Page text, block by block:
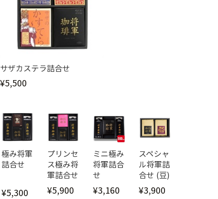
サザカステラ詰合せ
¥5,500
極み将軍
詰合せ
¥5,300
プリンセ
ス極み将
軍詰合せ
¥5,900
ミニ極み
将軍詰合
せ
¥3,160
スペシャ
ル将軍詰
合せ (豆)
¥3,900